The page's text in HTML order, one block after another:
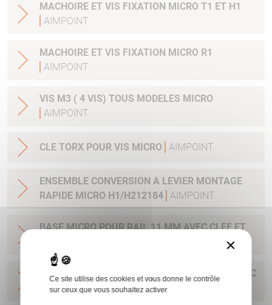
MACHOIRE ET VIS FIXATION MICRO T1 ET H1
AIMPOINT
MACHOIRE ET VIS FIXATION MICRO R1
AIMPOINT
VIS M3 ( 4 VIS) TOUS MODELES MICRO
AIMPOINT
CLE TORX POUR VIS MICRO AIMPOINT
ENSEMBLE CONVERSION A LEVIER MONTAGE
RAPIDE MICRO H1/H212184 AIMPOINT
BASE MICRO POUR RAIL 11 MM AVEC CLEF ET
BASE POUR H1&H2&ACRO&MICRO SAFARI AVEC
CLEF ET VIS AIMPOINT
×
Ce site utilise des cookies et vous donne le contrôle
sur ceux que vous souhaitez activer